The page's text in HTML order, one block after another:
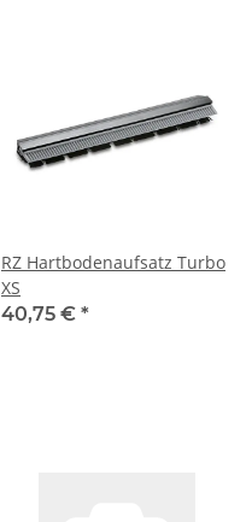
RZ Hartbodenaufsatz Turbo
XS
40,75 € *